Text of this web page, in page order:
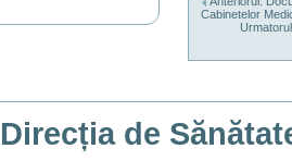
Cabinetelor
Direcția de